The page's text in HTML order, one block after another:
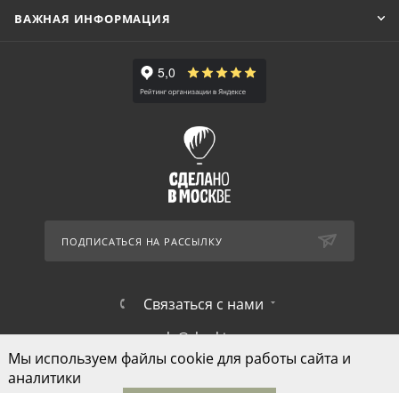
ВАЖНАЯ ИНФОРМАЦИЯ
ПОДПИСАТЬСЯ НА РАССЫЛКУ
Связаться с нами
sale@skazkina.com
Мы используем файлы cookie для работы сайта и
аналитики